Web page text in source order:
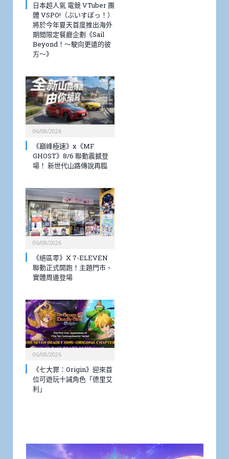
日本超人氣 電競 VTuber 團
體 VSPO!（ぶいすぽっ！）
將於今年夏天首度推出海外
期間限定餐廳企劃《Sail
Beyond！～駛向更遠的彼
方～》
06/08/2026
《巔峰極速》x《MF
GHOST》8/6 聯動震撼登
場！ 新世代山路傳說再臨
06/08/2026
《絕區零》X 7-ELEVEN
聯動正式開跑！主題門市、
實體周邊登場
06/08/2026
《七大罪：Origin》迎來首
位可遊玩十誡角色「德里艾
利」